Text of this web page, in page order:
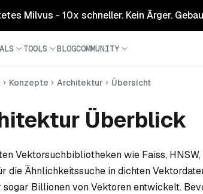
Milvus - 10x schneller. Kein Ärger.
TOOLS BLOGCOMMUNITY
Konzepte Architektur Übersicht
Überblick
Vektorsuchbibliotheken wie Faiss,
die Ähnlichkeitssuche in dichten
Billionen von Vektoren entwickelt.